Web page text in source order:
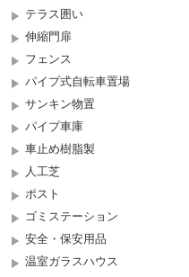
テラス囲い
伸縮門扉
フェンス
パイプ式自転車置場
サンキン物置
パイプ車庫
車止め樹脂製
人工芝
ポスト
ゴミステーション
安全・保安用品
温室ガラスハウス